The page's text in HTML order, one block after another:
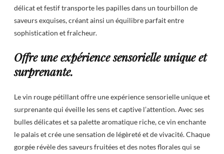
délicat et festif transporte les papilles dans un tourbillon de
saveurs exquises, créant ainsi un équilibre parfait entre
sophistication et fraîcheur.
Offre une expérience sensorielle unique et
surprenante.
Le vin rouge pétillant offre une expérience sensorielle unique et
surprenante qui éveille les sens et captive l’attention. Avec ses
bulles délicates et sa palette aromatique riche, ce vin enchante
le palais et crée une sensation de légèreté et de vivacité. Chaque
gorgée révèle des saveurs fruitées et des notes florales qui se